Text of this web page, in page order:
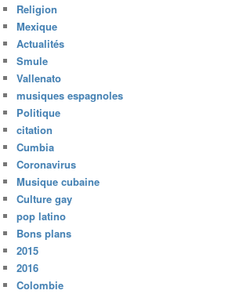
Religion
Mexique
Actualités
Smule
Vallenato
musiques espagnoles
Politique
citation
Cumbia
Coronavirus
Musique cubaine
Culture gay
pop latino
Bons plans
2015
2016
Colombie